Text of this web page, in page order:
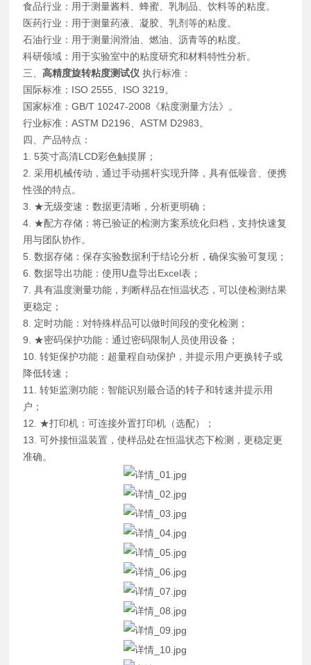
食品行业：用于测量酱料、蜂蜜、乳制品、饮料等的粘度。
医药行业：用于测量药液、凝胶、乳剂等的粘度。
石油行业：用于测量润滑油、燃油、沥青等的粘度。
科研领域：用于实验室中的粘度研究和材料特性分析。
三、高精度旋转粘度测试仪 执行标准：
国际标准：ISO 2555、ISO 3219。
国家标准：GB/T 10247-2008《粘度测量方法》。
行业标准：ASTM D2196、ASTM D2983。
四、产品特点：
1. 5英寸高清LCD彩色触摸屏；
2. 采用机械传动，通过手动摇杆实现升降，具有低噪音、便携
性强的特点。
3. ★无级变速：数据更清晰，分析更明确；
4. ★配方存储：将已验证的检测方案系统化归档，支持快速复
用与团队协作。
5. 数据存储：保存实验数据利于结论分析，确保实验可复现；
6. 数据导出功能：使用U盘导出Excel表；
7. 具有温度测量功能，判断样品在恒温状态，可以使检测结果
更稳定；
8. 定时功能：对特殊样品可以做时间段的变化检测；
9. ★密码保护功能：通过密码限制人员使用设备；
10. 转矩保护功能：超量程自动保护，并提示用户更换转子或
降低转速；
11. 转矩监测功能：智能识别最合适的转子和转速并提示用
户；
12. ★打印机：可连接外置打印机（选配）；
13. 可外接恒温装置，使样品处在恒温状态下检测，更稳定更
准确。